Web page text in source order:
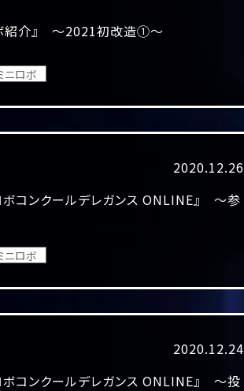
紹介』 ～2021初改造①～
ニロボ
2020.12.26
コンクールデレガンス ONLINE』 ～参
ニロボ
2020.12.24
コンクールデレガンス ONLINE』 ～投